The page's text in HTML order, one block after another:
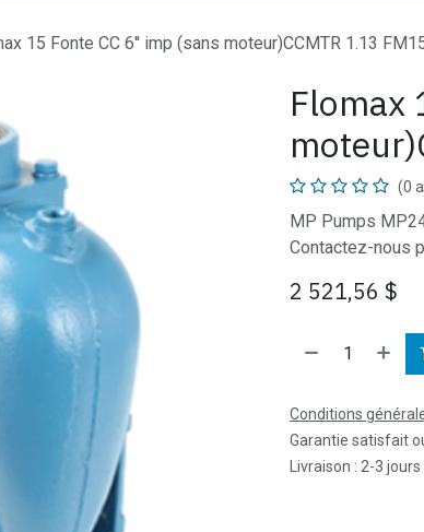
15 Fonte CC 6'' imp (sans moteur)CCMTR 1.13
Flomax
(0
MP Pumps
Contactez-nous
2 521,56 $
Conditions
Garantie satisfait
Livraison : 2-3